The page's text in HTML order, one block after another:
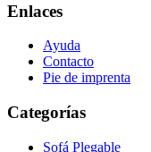
Enlaces
Ayuda
Contacto
Pie de imprenta
Categorías
Sofá Plegable